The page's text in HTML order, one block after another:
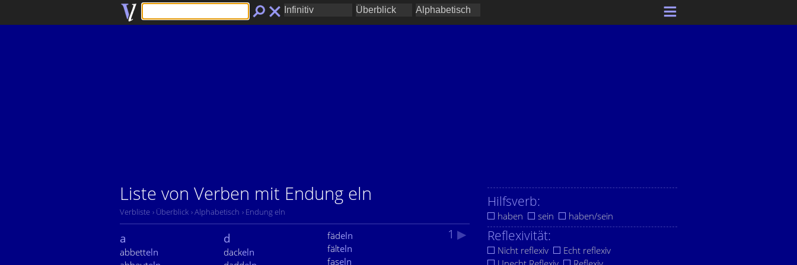
Liste von Verben mit Endung eln
Verbliste › Überblick › Alphabetisch › Endung eln
1 ▶
a
abbetteln
d
dackeln
fädeln
fälteln
faseln
Hilfsverb:
haben sein haben/sein
Reflexivität:
Nicht reflexiv
Echt reflexiv